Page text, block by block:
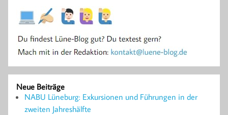
Neue Beiträge
NABU Lüneburg: Exkursionen und Führungen in der
zweiten Jahreshälfte